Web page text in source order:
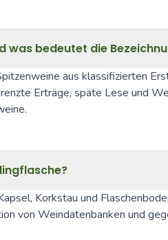
was bedeutet die
aus klassifizierten
Erträge, späte Lese und
Korkstau und
von Weindatenbanken und